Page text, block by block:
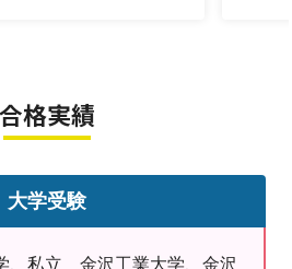
室のページをご覧いただきまし
ます。
として、お子さまの学習意欲が
おります。
合格実績
大学受験
、私立 金沢工業大学、金沢